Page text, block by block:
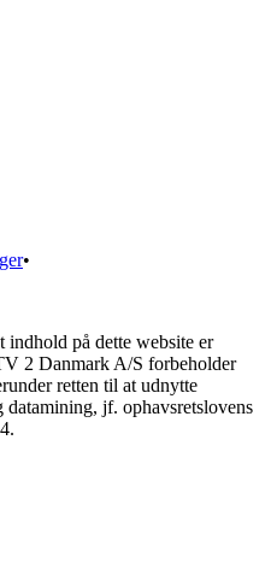
•
på dette website er
2 Danmark A/S forbeholder
retten til at udnytte
jf. ophavsretslovens